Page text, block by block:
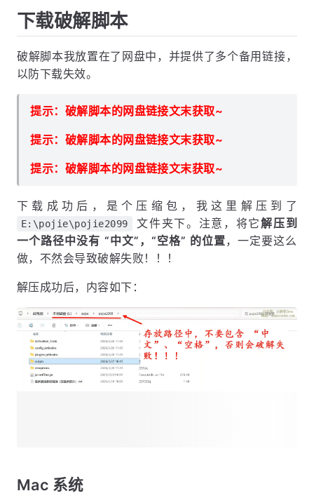
下载破解脚本
破解脚本我放置在了网盘中，并提供了多个备用链接，
以防下载失效。
提示：破解脚本的网盘链接文末获取~
提示：破解脚本的网盘链接文末获取~
提示：破解脚本的网盘链接文末获取~
下载成功后，是个压缩包，我这里解压到了
E:\pojie\pojie2099 文件夹下。注意，将它解压到
一个路径中没有 “中文”，“空格” 的位置，一定要这么
做，不然会导致破解失败！！！
解压成功后，内容如下：
Mac 系统